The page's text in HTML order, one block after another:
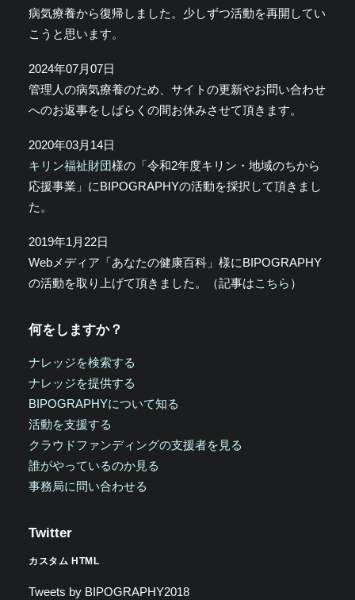
病気療養から復帰しました。少しずつ活動を再開してい
こうと思います。
2024年07月07日
管理人の病気療養のため、サイトの更新やお問い合わせ
へのお返事をしばらくの間お休みさせて頂きます。
2020年03月14日
キリン福祉財団様の「令和2年度キリン・地域のちから
応援事業」にBIPOGRAPHYの活動を採択して頂きまし
た。
2019年1月22日
Webメディア「あなたの健康百科」様にBIPOGRAPHY
の活動を取り上げて頂きました。（記事はこちら ）
何をしますか？
ナレッジを検索する
ナレッジを提供する
BIPOGRAPHYについて知る
活動を支援する
クラウドファンディングの支援者を見る
誰がやっているのか見る
事務局に問い合わせる
Twitter
カスタム HTML
Tweets by BIPOGRAPHY2018